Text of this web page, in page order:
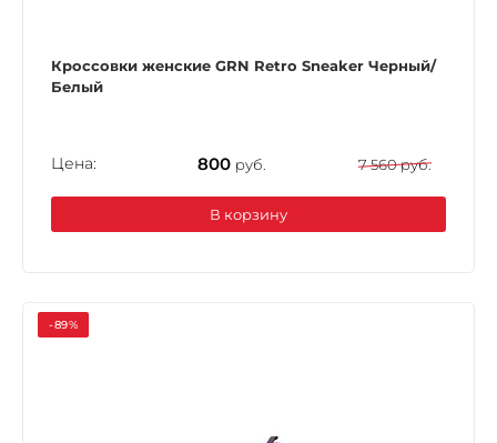
Кроссовки женские GRN Retro Sneaker Черный/
Белый
Цена: 800 руб. 7 560 руб.
В корзину
-89%